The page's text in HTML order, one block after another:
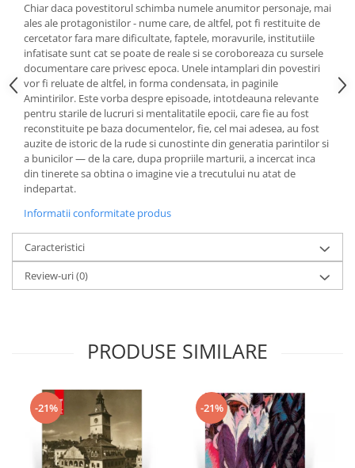
Chiar daca povestitorul schimba numele anumitor personaje, mai
ales ale protagonistilor - nume care, de altfel, pot fi restituite de
cercetator fara mare dificultate, faptele, moravurile, institutiile
infatisate sunt cat se poate de reale si se coroboreaza cu sursele
documentare care privesc epoca. Unele intamplari din povestiri
vor fi reluate de altfel, in forma condensata, in paginile
Amintirilor. Este vorba despre episoade, intotdeauna relevante
pentru starile de lucruri si mentalitatile epocii, care fie au fost
reconstituite pe baza documentelor, fie, cel mai adesea, au fost
auzite de istoric de la rude si cunostinte din generatia parintilor si
a bunicilor — de la care, dupa propriile marturii, a incercat inca
din tinerete sa obtina o imagine vie a trecutului nu atat de
indepartat.
Informatii conformitate produs
Caracteristici
Review-uri(0)
PRODUSE SIMILARE
-21% -21%